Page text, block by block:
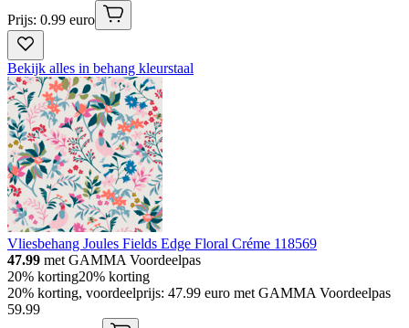
Prijs: 0.99 euro
Bekijk alles in behang kleurstaal
Vliesbehang Joules Fields Edge Floral Créme 118569
47.99 met GAMMA Voordeelpas
20% korting20% korting
20% korting, voordeelprijs: 47.99 euro met GAMMA Voordeelpas
59.99